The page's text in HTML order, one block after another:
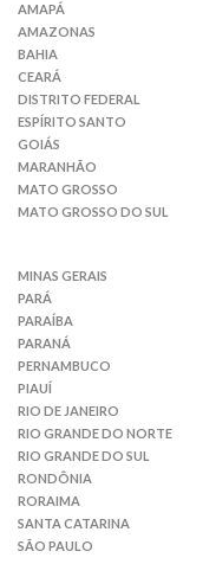
AMAPÁ
AMAZONAS
BAHIA
CEARÁ
DISTRITO FEDERAL
ESPÍRITO SANTO
GOIÁS
MARANHÃO
MATO GROSSO
MATO GROSSO DO SUL
MINAS GERAIS
PARÁ
PARAÍBA
PARANÁ
PERNAMBUCO
PIAUÍ
RIO DE JANEIRO
RIO GRANDE DO NORTE
RIO GRANDE DO SUL
RONDÔNIA
RORAIMA
SANTA CATARINA
SÃO PAULO